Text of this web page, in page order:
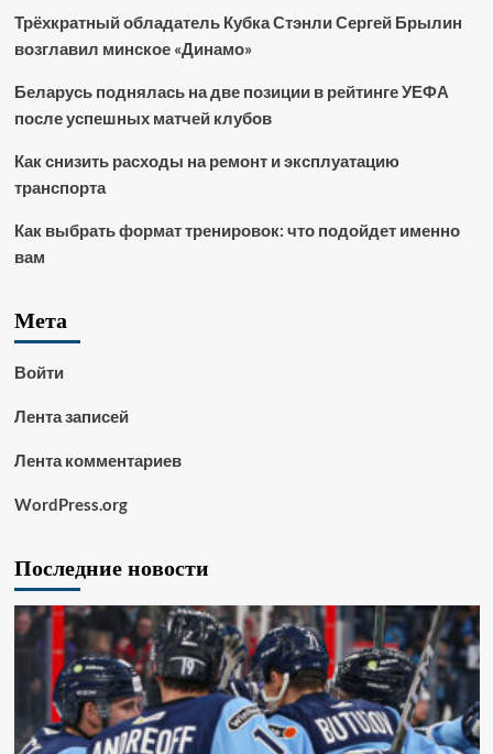
Трёхкратный обладатель Кубка Стэнли Сергей Брылин
возглавил минское «Динамо»
Беларусь поднялась на две позиции в рейтинге УЕФА
после успешных матчей клубов
Как снизить расходы на ремонт и эксплуатацию
транспорта
Как выбрать формат тренировок: что подойдет именно
вам
Мета
Войти
Лента записей
Лента комментариев
WordPress.org
Последние новости